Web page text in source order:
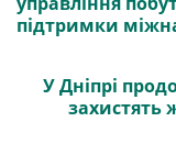
підтримки
У Дніпрі
захистять